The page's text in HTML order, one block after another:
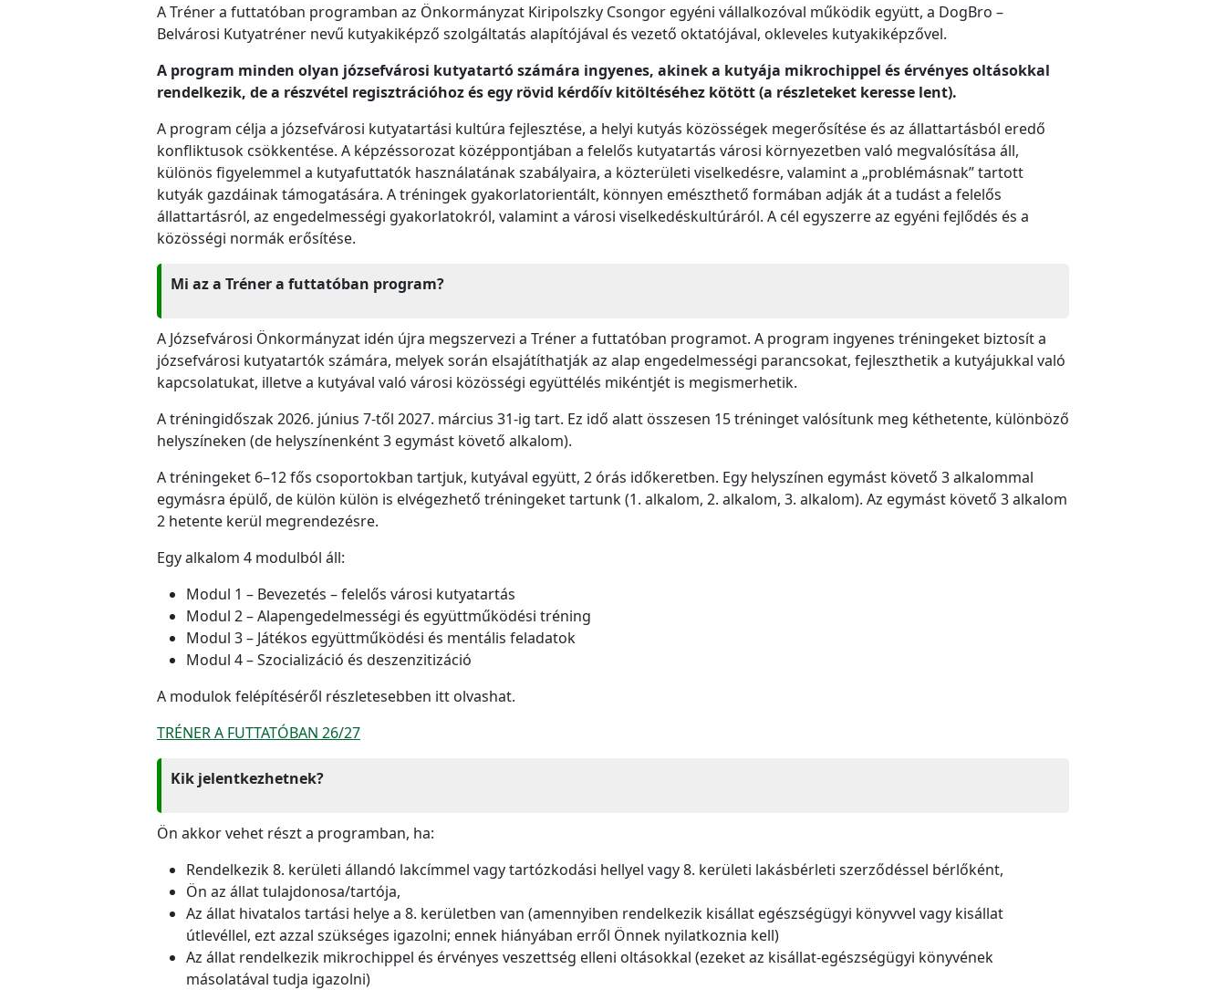
A Tréner a futtatóban programban az Önkormányzat Kiripolszky Csongor egyéni vállalkozóval működik együtt, a DogBro –
Belvárosi Kutyatréner nevű kutyakiképző szolgáltatás alapítójával és vezető oktatójával, okleveles kutyakiképzővel.
A program minden olyan józsefvárosi kutyatartó számára ingyenes, akinek a kutyája mikrochippel és érvényes oltásokkal
rendelkezik, de a részvétel regisztrációhoz és egy rövid kérdőív kitöltéséhez kötött (a részleteket keresse lent).
A program célja a józsefvárosi kutyatartási kultúra fejlesztése, a helyi kutyás közösségek megerősítése és az állattartásból eredő
konfliktusok csökkentése. A képzéssorozat középpontjában a felelős kutyatartás városi környezetben való megvalósítása áll,
különös figyelemmel a kutyafuttatók használatának szabályaira, a közterületi viselkedésre, valamint a „problémásnak” tartott
kutyák gazdáinak támogatására. A tréningek gyakorlatorientált, könnyen emészthető formában adják át a tudást a felelős
állattartásról, az engedelmességi gyakorlatokról, valamint a városi viselkedéskultúráról. A cél egyszerre az egyéni fejlődés és a
közösségi normák erősítése.
Mi az a Tréner a futtatóban program?
A Józsefvárosi Önkormányzat idén újra megszervezi a Tréner a futtatóban programot. A program ingyenes tréningeket biztosít a
józsefvárosi kutyatartók számára, melyek során elsajátíthatják az alap engedelmességi parancsokat, fejleszthetik a kutyájukkal való
kapcsolatukat, illetve a kutyával való városi közösségi együttélés mikéntjét is megismerhetik.
A tréningidőszak 2026. június 7-től 2027. március 31-ig tart. Ez idő alatt összesen 15 tréninget valósítunk meg kéthetente, különböző
helyszíneken (de helyszínenként 3 egymást követő alkalom).
A tréningeket 6–12 fős csoportokban tartjuk, kutyával együtt, 2 órás időkeretben. Egy helyszínen egymást követő 3 alkalommal
egymásra épülő, de külön külön is elvégezhető tréningeket tartunk (1. alkalom, 2. alkalom, 3. alkalom). Az egymást követő 3 alkalom
2 hetente kerül megrendezésre.
Egy alkalom 4 modulból áll:
Modul 1 – Bevezetés – felelős városi kutyatartás
Modul 2 – Alapengedelmességi és együttműködési tréning
Modul 3 – Játékos együttműködési és mentális feladatok
Modul 4 – Szocializáció és deszenzitizáció
A modulok felépítéséről részletesebben itt olvashat.
TRÉNER A FUTTATÓBAN 26/27
Kik jelentkezhetnek?
Ön akkor vehet részt a programban, ha:
Rendelkezik 8. kerületi állandó lakcímmel vagy tartózkodási hellyel vagy 8. kerületi lakásbérleti szerződéssel bérlőként,
Ön az állat tulajdonosa/tartója,
Az állat hivatalos tartási helye a 8. kerületben van (amennyiben rendelkezik kisállat egészségügyi könyvvel vagy kisállat
útlevéllel, ezt azzal szükséges igazolni; ennek hiányában erről Önnek nyilatkoznia kell)
Az állat rendelkezik mikrochippel és érvényes veszettség elleni oltásokkal (ezeket az kisállat-egészségügyi könyvének
másolatával tudja igazolni)